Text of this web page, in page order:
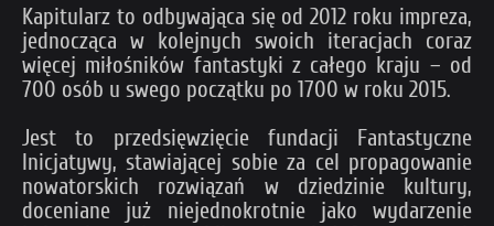
Kapitularz to odbywająca się od 2012 roku impreza,
jednocząca w kolejnych swoich iteracjach coraz
więcej miłośników fantastyki z całego kraju – od
700 osób u swego początku po 1700 w roku 2015.
Jest to przedsięwzięcie fundacji Fantastyczne
Inicjatywy, stawiającej sobie za cel propagowanie
nowatorskich rozwiązań w dziedzinie kultury,
doceniane już niejednokrotnie jako wydarzenie